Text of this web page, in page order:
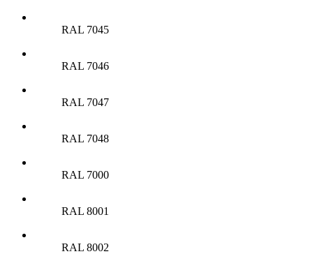
RAL 7045
RAL 7046
RAL 7047
RAL 7048
RAL 7000
RAL 8001
RAL 8002